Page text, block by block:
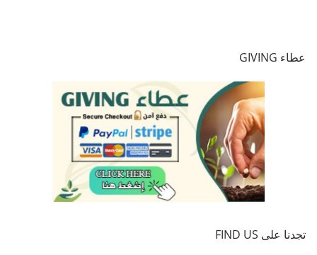
عطاء GIVING
تجدنا على FIND US